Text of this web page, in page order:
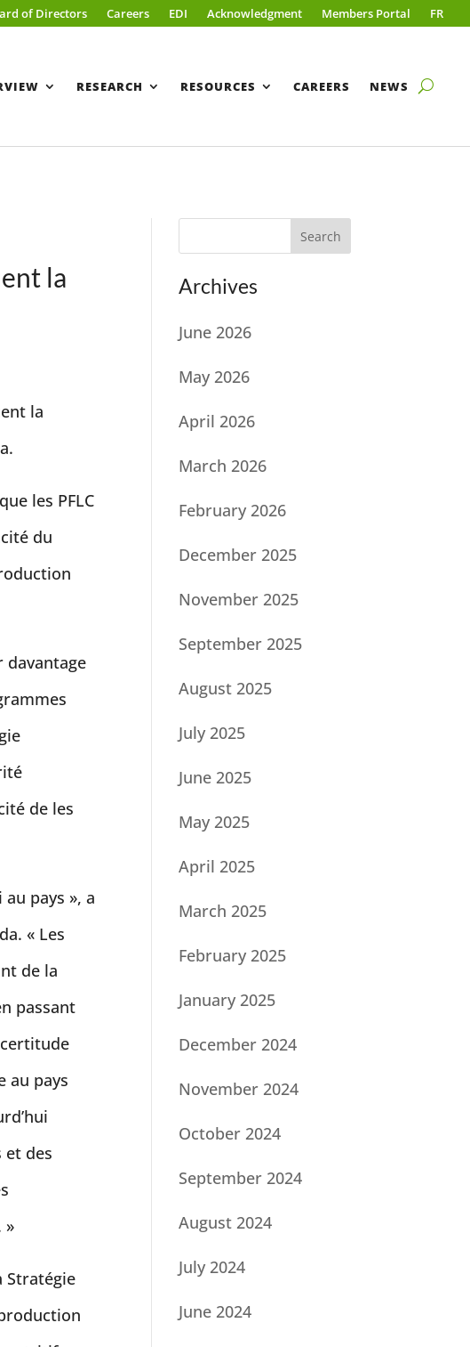
of Directors Careers EDI Acknowledgment Members Portal FR
RESEARCH RESOURCES CAREERS NEWS
la
la
les PFLC
du
davantage
de les
pays », a
« Les
de la
passant
au pays
et des
»
Stratégie
Search
Archives
June 2026
May 2026
April 2026
March 2026
February 2026
December 2025
November 2025
September 2025
August 2025
July 2025
June 2025
May 2025
April 2025
March 2025
February 2025
January 2025
December 2024
November 2024
October 2024
September 2024
August 2024
July 2024
June 2024